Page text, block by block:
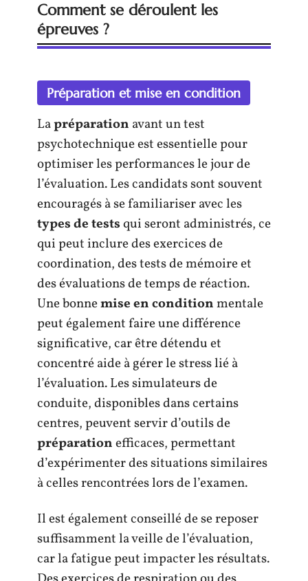
Comment se déroulent les
épreuves ?
Préparation et mise en condition
Lapréparation avant un test
psychotechnique est essentielle pour
optimiser les performances le jour de
l’évaluation. Les candidats sont souvent
encouragés à se familiariser avec les
types de testsqui seront administrés, ce
qui peut inclure des exercices de
coordination, des tests de mémoire et
des évaluations de temps de réaction.
Une bonnemise en conditionmentale
peut également faire une différence
significative, car être détendu et
concentré aide à gérer le stress lié à
l’évaluation. Les simulateurs de
conduite, disponibles dans certains
centres, peuvent servir d’outils de
préparationefficaces, permettant
d’expérimenter des situations similaires
à celles rencontrées lors de l’examen.
Il est également conseillé de se reposer
suffisamment la veille de l’évaluation,
car la fatigue peut impacter les résultats.